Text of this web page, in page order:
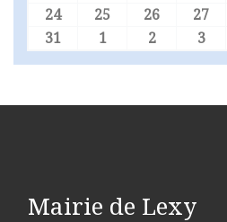
2424 août 2026
25 25 août 2026
26 26 août
27
31
31 août 2026
1 1 septembre 2026
2 2 3 3
Mairie de Lexy